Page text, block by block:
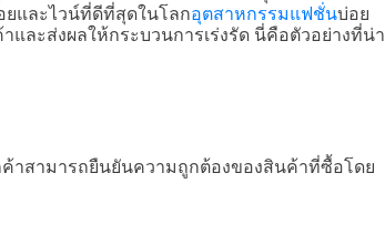
ยและไวน์ที่ดีที่สุดในโลกอุตสาหกรรมแฟชั่นบ่อย
และส่งผลให้กระบวนการเร่งรัด นี่คือตัวอย่างที่น่า
สามารถยืนยันความถูกต้องของสินค้าที่ซื้อโดย